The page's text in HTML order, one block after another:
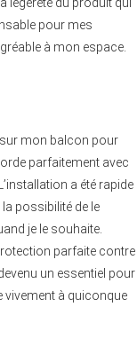
pour mes
à mon espace.
sur mon balcon pour
parfaitement avec
a été rapide
possibilité de le
je le souhaite.
parfaite contre
un essentiel pour
vivement à quiconque